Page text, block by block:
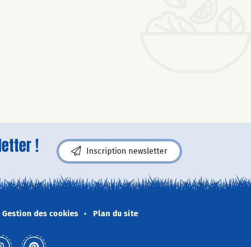
! Inscription newsletter
Gestion des cookies Plan du site